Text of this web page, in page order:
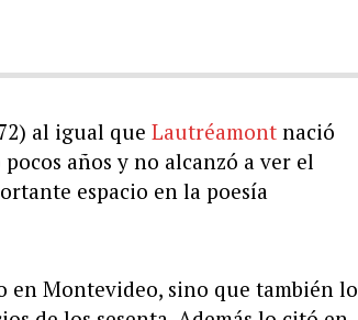
al igual que Lautréamont nació
años y no alcanzó a ver el
espacio en la poesía
en Montevideo, sino que también lo